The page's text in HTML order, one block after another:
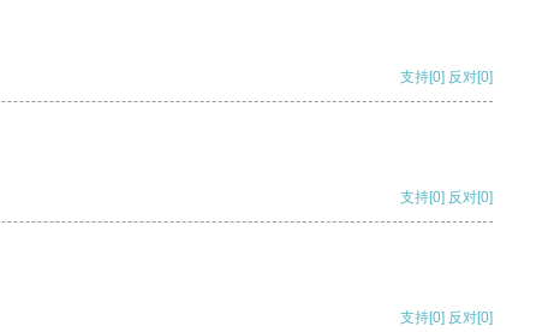
支持[0] 反对[0]
支持[0] 反对[0]
支持[0] 反对[0]